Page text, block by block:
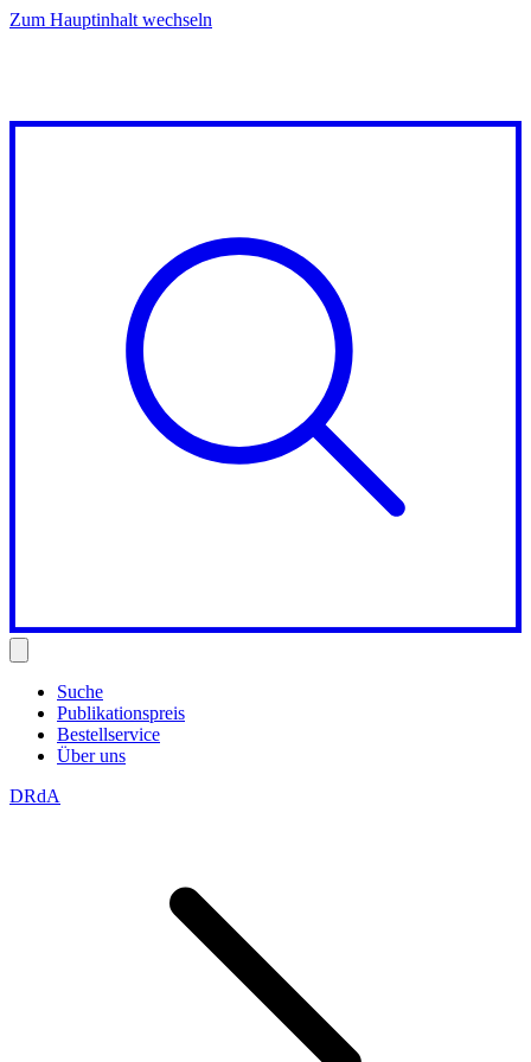
Zum Hauptinhalt wechseln
Suche
Publikationspreis
Bestellservice
Über uns
DRdA